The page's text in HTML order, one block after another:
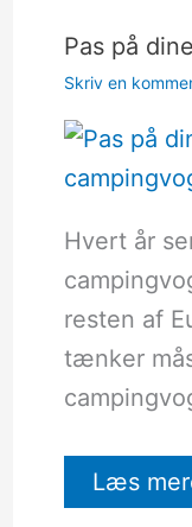
Pas på
Skriv en
Hvert år
resten af
tænker
Læs